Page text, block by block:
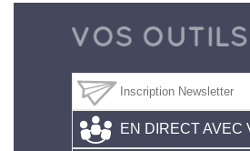
EN DIRECT AVEC